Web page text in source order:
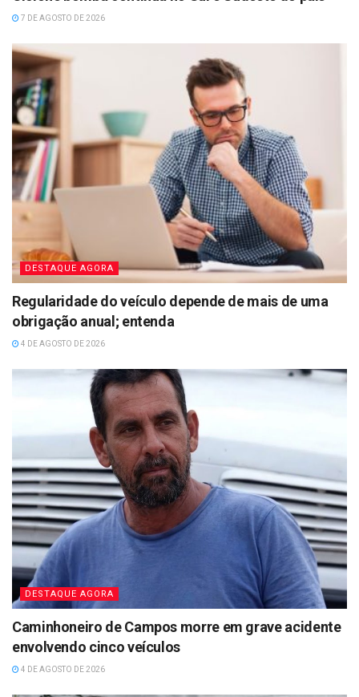
7 DE AGOSTO DE 2026
DESTAQUE AGORA
Regularidade do veículo depende de mais de uma
obrigação anual; entenda
4 DE AGOSTO DE 2026
DESTAQUE AGORA
Caminhoneiro de Campos morre em grave acidente
envolvendo cinco veículos
4 DE AGOSTO DE 2026